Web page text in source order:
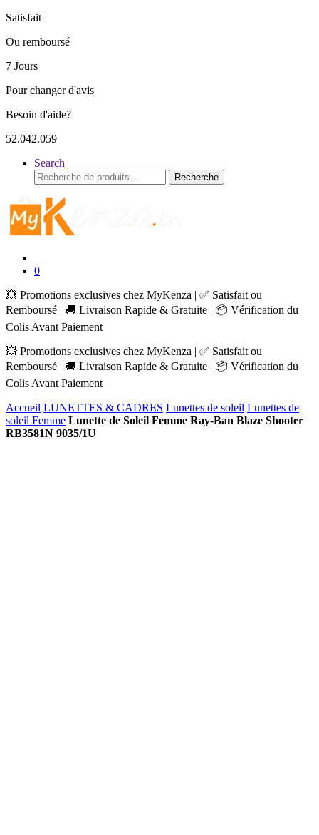
Satisfait
Ou remboursé
7 Jours
Pour changer d'avis
Besoin d'aide?
52.042.059
Search
Recherche
pour :
Recherche
0
💥 Promotions exclusives chez MyKenza | ✅ Satisfait ou
Remboursé | 🚚 Livraison Rapide & Gratuite | 📦 Vérification du
Colis Avant Paiement
💥 Promotions exclusives chez MyKenza | ✅ Satisfait ou
Remboursé | 🚚 Livraison Rapide & Gratuite | 📦 Vérification du
Colis Avant Paiement
Accueil LUNETTES & CADRES Lunettes de soleil Lunettes de
soleil Femme Lunette de Soleil Femme Ray-Ban Blaze Shooter
RB3581N 9035/1U